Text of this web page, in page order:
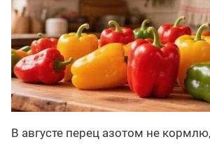
В августе перец азотом не